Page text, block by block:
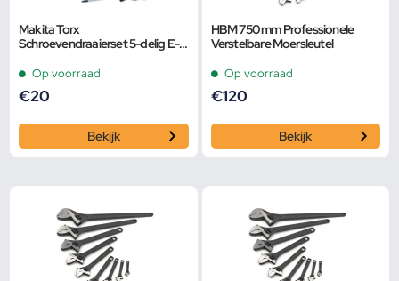
Makita Torx
Schroevendraaierset 5-delig E-
Op voorraad
€20
Bekijk
HBM 750 mm Professionele
Verstelbare Moersleutel
Op voorraad
€120
Bekijk